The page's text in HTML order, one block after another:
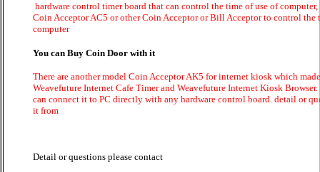
hardware control timer board that can control the time of use of
Coin Acceptor AC5 or other Coin Acceptor or Bill Acceptor to control the
computer
You can Buy Coin Door with it
There are another model Coin Acceptor AK5 for internet kiosk which
Weavefuture Internet Cafe Timer and Weavefuture Internet Kiosk
can connect it to PC directly with any hardware control board. detail or
it from
Detail or questions please contact